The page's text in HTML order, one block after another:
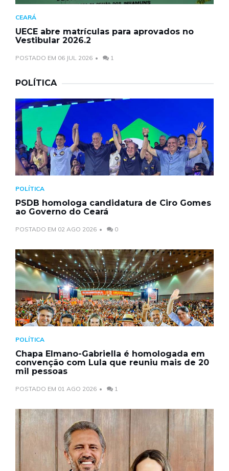
CEARÁ
UECE abre matrículas para aprovados no
Vestibular 2026.2
POSTADO EM 06 JUL 2026 1
POLÍTICA
POLÍTICA
PSDB homologa candidatura de Ciro Gomes
ao Governo do Ceará
POSTADO EM 02 AGO 2026 0
POLÍTICA
Chapa Elmano-Gabriella é homologada em
convenção com Lula que reuniu mais de 20
mil pessoas
POSTADO EM 01 AGO 2026 1